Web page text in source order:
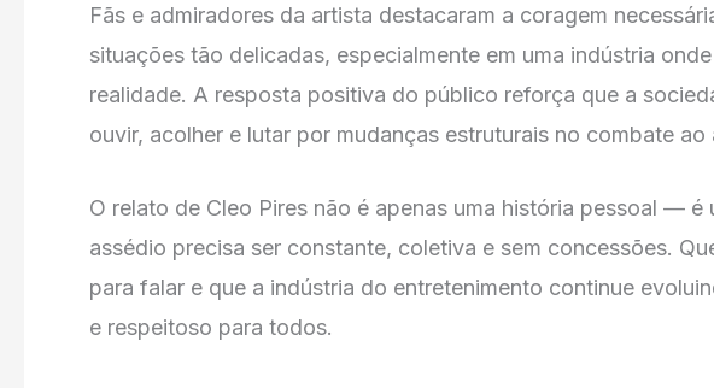
Fãs e admiradores da artista destacaram a coragem
situações tão delicadas, especialmente em uma indústria
realidade. A resposta positiva do público reforça que a
ouvir, acolher e lutar por mudanças estruturais no combate ao
O relato de Cleo Pires não é apenas uma história pessoal —
assédio precisa ser constante, coletiva e sem concessões.
para falar e que a indústria do entretenimento continue
e respeitoso para todos.